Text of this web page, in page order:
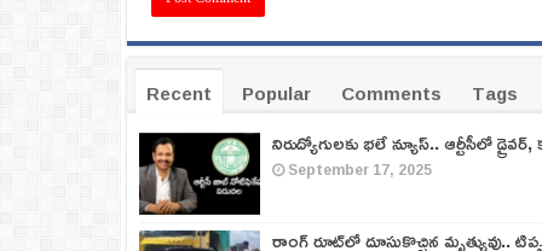
Recent Popular Comments
Tags
నిరుద్యోగులకు భలే న్యూస్.. ఆర్టీసీలో
September 17, 2025
రాంగ్ రూట్‌లో దూసుకొచ్చిన మృత్యువు..